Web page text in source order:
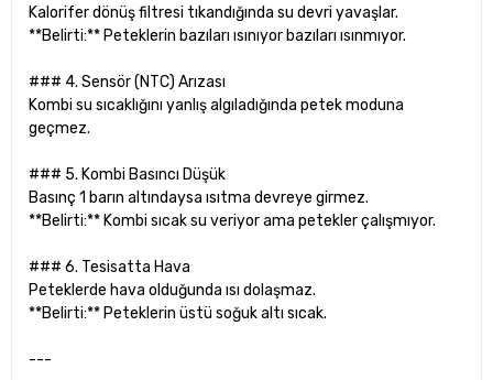
Kalorifer dönüş filtresi tıkandığında su devri yavaşlar.
**Belirti:** Peteklerin bazıları ısınıyor bazıları ısınmıyor.
### 4. Sensör (NTC) Arızası
Kombi su sıcaklığını yanlış algıladığında petek moduna
geçmez.
### 5. Kombi Basıncı Düşük
Basınç 1 barın altındaysa ısıtma devreye girmez.
**Belirti:** Kombi sıcak su veriyor ama petekler çalışmıyor.
### 6. Tesisatta Hava
Peteklerde hava olduğunda ısı dolaşmaz.
**Belirti:** Peteklerin üstü soğuk altı sıcak.
---